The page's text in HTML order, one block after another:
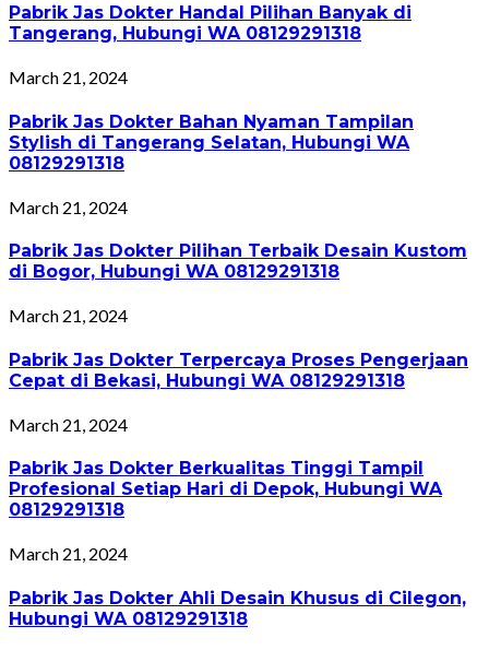
Pabrik Jas Dokter Handal Pilihan Banyak di
Tangerang, Hubungi WA 08129291318
March 21, 2024
Pabrik Jas Dokter Bahan Nyaman Tampilan
Stylish di Tangerang Selatan, Hubungi WA
08129291318
March 21, 2024
Pabrik Jas Dokter Pilihan Terbaik Desain Kustom
di Bogor, Hubungi WA 08129291318
March 21, 2024
Pabrik Jas Dokter Terpercaya Proses Pengerjaan
Cepat di Bekasi, Hubungi WA 08129291318
March 21, 2024
Pabrik Jas Dokter Berkualitas Tinggi Tampil
Profesional Setiap Hari di Depok, Hubungi WA
08129291318
March 21, 2024
Pabrik Jas Dokter Ahli Desain Khusus di Cilegon,
Hubungi WA 08129291318